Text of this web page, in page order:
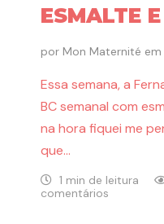
ESMALTE
por Mon Maternité em
Essa semana, a
BC semanal com
na hora fiquei me
que…
1 min de leitura
comentários